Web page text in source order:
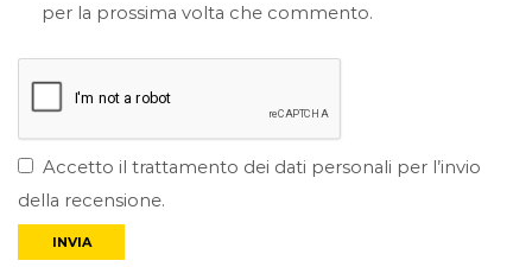
per la prossima volta che commento.
Accetto il trattamento dei dati personali per l’invio
della recensione.